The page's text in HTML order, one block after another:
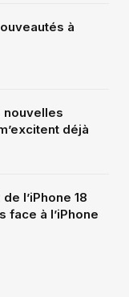
à
nouvelles
déjà
l’iPhone 18
face à l’iPhone